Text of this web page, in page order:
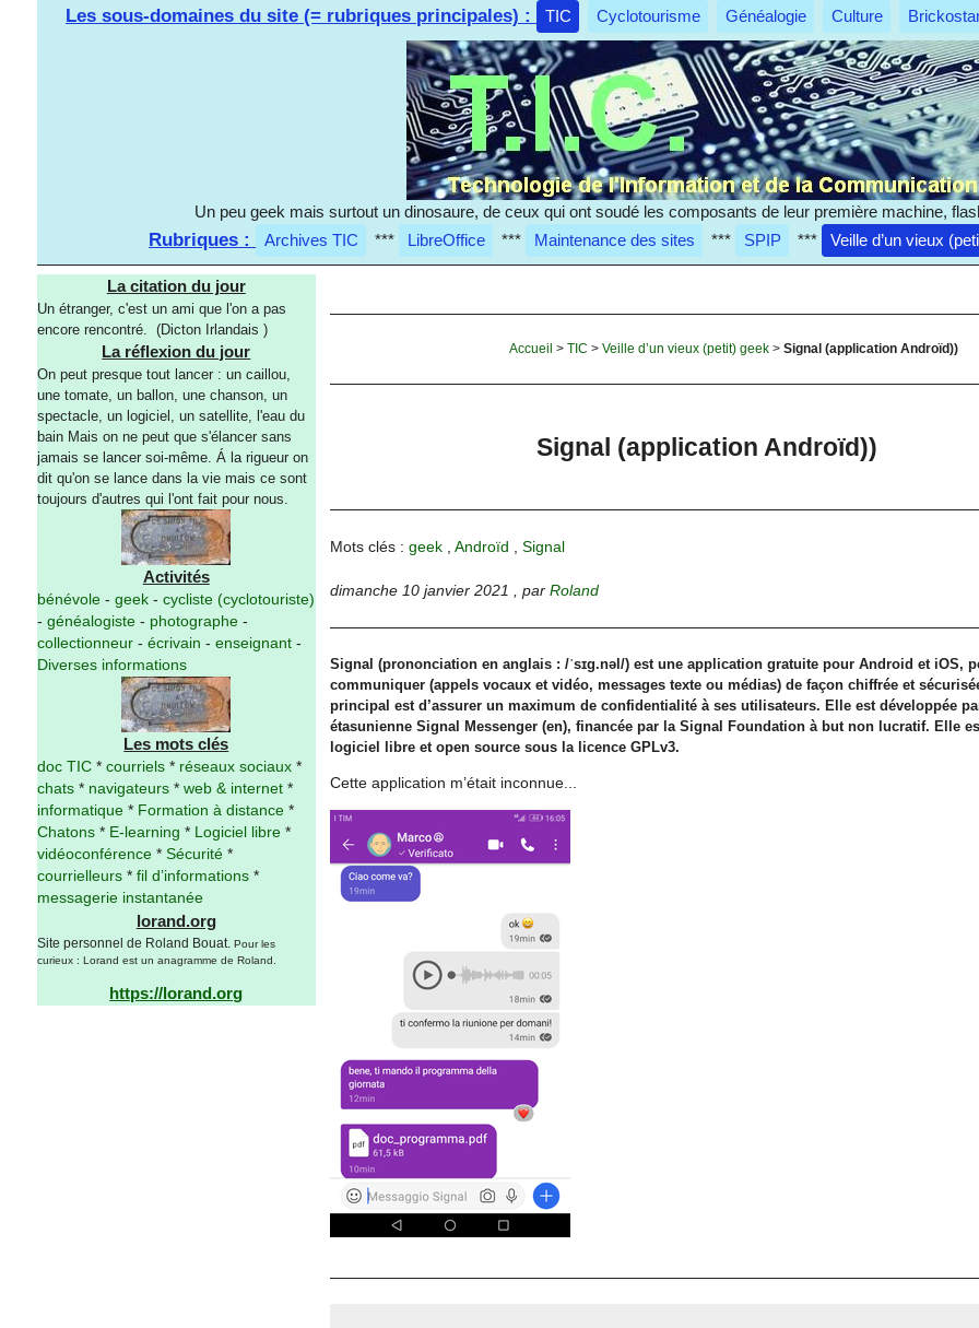
Les sous-domaines du site (= rubriques principales) : TIC Cyclotourisme Généalogie Culture
Un peu geek mais surtout un dinosaure, de ceux qui ont soudé les composants de leur première machine,
Rubriques : Archives TIC *** LibreOffice *** Maintenance des sites *** SPIP *** Veille d’un vieux
La citation du jour
Un étranger, c'est un ami que l'on a pas
encore rencontré. (Dicton Irlandais )
La réflexion du jour
On peut presque tout lancer : un caillou,
une tomate, un ballon, une chanson, un
spectacle, un logiciel, un satellite, l'eau du
bain Mais on ne peut que s'élancer sans
jamais se lancer soi-même. Á la rigueur on
dit qu'on se lance dans la vie mais ce sont
toujours d'autres qui l'ont fait pour nous.
Activités
bénévole- geek- cycliste (cyclotouriste)
- généalogiste- photographe-
collectionneur- écrivain - enseignant-
Diverses informations
Les mots clés
doc TIC* courriels* réseaux sociaux*
chats* navigateurs* web & internet*
informatique* Formation à distance*
Chatons* E-learning * Logiciel libre*
vidéoconférence* Sécurité*
courrielleurs* fil d’informations*
messagerie instantanée
lorand.org
Site personnel de Roland Bouat. Pour les
curieux : Lorand est un anagramme de Roland.
https://lorand.org
Accueil >TIC >Veille d’un vieux (petit) geek >Signal (application Androïd))
Signal (application Androïd))
Mots clés : geek, Androïd Signal
dimanche 10 janvier 2021 , par Roland
Signal (prononciation en anglais : /ˈsɪɡ.nəl/) est une application gratuite pour Android et iOS,
communiquer (appels vocaux et vidéo, messages texte ou médias) de façon chiffrée et
principal est d’assurer un maximum de confidentialité à ses utilisateurs. Elle est développée
étasunienne Signal Messenger (en), financée par la Signal Foundation à but non lucratif. Elle
logiciel libre et open source sous la licence GPLv3.
Cette application m’était inconnue...